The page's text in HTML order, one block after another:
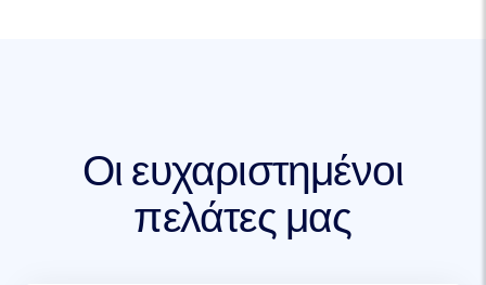
Οι ευχαριστημένοι
πελάτες μας